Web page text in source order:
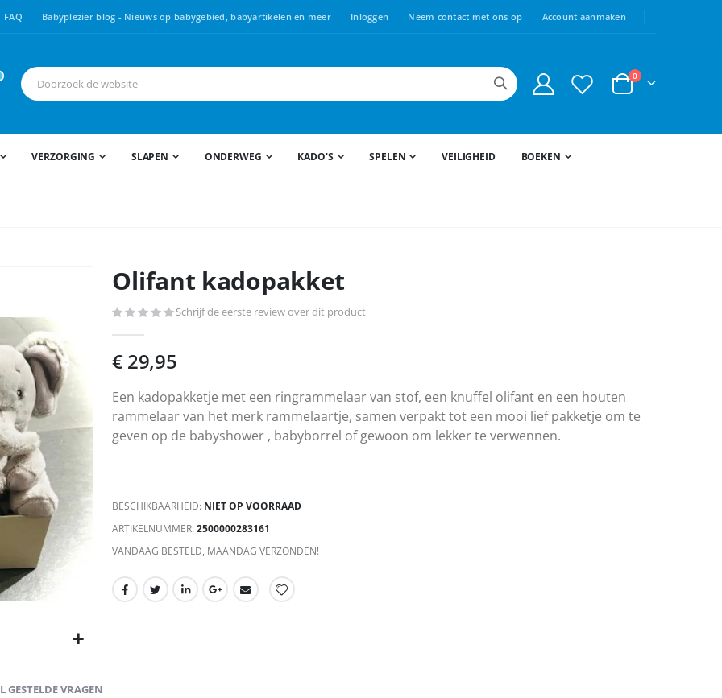
FAQ Babyplezier blog - Nieuws op babygebied, babyartikelen en meer Inloggen Neem contact met ons op Account aanmaken
Cart
0producten
VERZORGING SLAPEN ONDERWEG KADO'S SPELEN VEILIGHEID BOEKEN
Olifant kadopakket
Schrijf de eerste review over dit product
€ 29,95
Een kadopakketje met een ringrammelaar van stof, een knuffel olifant en een houten
rammelaar van het merk rammelaartje, samen verpakt tot een mooi lief pakketje om te
geven op de babyshower , babyborrel of gewoon om lekker te verwennen.
BESCHIKBAARHEID: NIET OP VOORRAAD
ARTIKELNUMMER 2500000283161
VANDAAG BESTELD, MAANDAG VERZONDEN!
GESTELDE VRAGEN